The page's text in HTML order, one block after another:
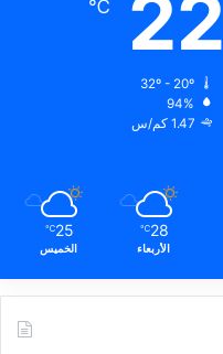
22
℃
94%
1.47 كم/س
28
℃
الأربعاء
25
℃
الخميس